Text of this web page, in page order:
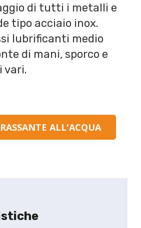
di tutti i metalli e
tipo acciaio inox.
lubrificanti medio
di mani, sporco e
vari.
ALL'ACQUA